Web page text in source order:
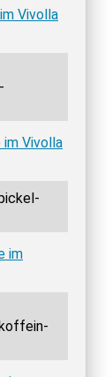
Vivolla
Vivolla
im